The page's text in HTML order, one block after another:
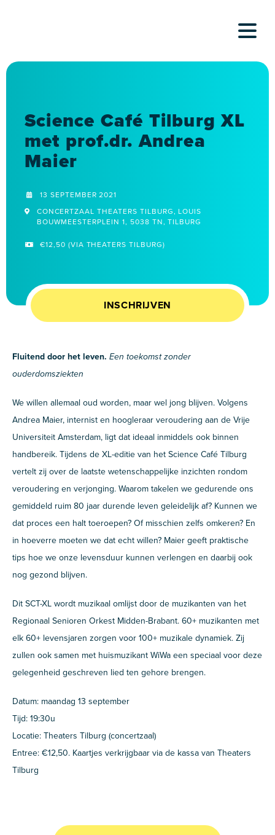
Science Café Tilburg XL
met prof.dr. Andrea
Maier
13 SEPTEMBER 2021
CONCERTZAAL THEATERS TILBURG, LOUIS
BOUWMEESTERPLEIN 1, 5038 TN, TILBURG
€12,50 (VIA THEATERS TILBURG)
INSCHRIJVEN
Fluitend door het leven. Een toekomst zonder
ouderdomsziekten
We willen allemaal oud worden, maar wel jong blijven. Volgens
Andrea Maier, internist en hoogleraar veroudering aan de Vrije
Universiteit Amsterdam, ligt dat ideaal inmiddels ook binnen
handbereik. Tijdens de XL-editie van het Science Café Tilburg
vertelt zij over de laatste wetenschappelijke inzichten rondom
veroudering en verjonging. Waarom takelen we gedurende ons
gemiddeld ruim 80 jaar durende leven geleidelijk af? Kunnen we
dat proces een halt toeroepen? Of misschien zelfs omkeren? En
in hoeverre moeten we dat echt willen? Maier geeft praktische
tips hoe we onze levensduur kunnen verlengen en daarbij ook
nog gezond blijven.
Dit SCT-XL wordt muzikaal omlijst door de muzikanten van het
Regionaal Senioren Orkest Midden-Brabant. 60+ muzikanten met
elk 60+ levensjaren zorgen voor 100+ muzikale dynamiek. Zij
zullen ook samen met huismuzikant WiWa een speciaal voor deze
gelegenheid geschreven lied ten gehore brengen.
Datum: maandag 13 september
Tijd: 19:30u
Locatie: Theaters Tilburg (concertzaal)
Entree: €12,50. Kaartjes verkrijgbaar via de kassa van Theaters
Tilburg